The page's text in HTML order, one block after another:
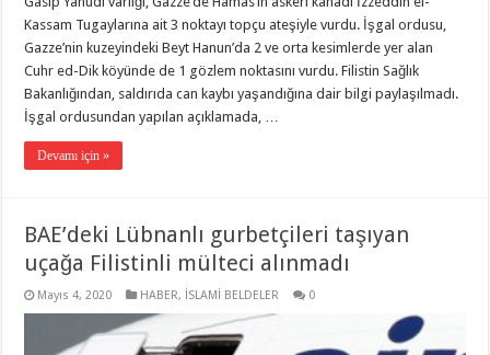
Kassam Tugaylarına ait 3 noktayı topçu ateşiyle vurdu. İşgal ordusu,
Gazze’nin kuzeyindeki Beyt Hanun’da 2 ve orta kesimlerde yer alan
Cuhr ed-Dik köyünde de 1 gözlem noktasını vurdu. Filistin Sağlık
Bakanlığından, saldırıda can kaybı yaşandığına dair bilgi paylaşılmadı.
İşgal ordusundan yapılan açıklamada, …
Devamı için »
BAE’deki Lübnanlı gurbetçileri taşıyan
uçağa Filistinli mülteci alınmadı
Mayıs 4, 2020 HABER, İSLAMİ BELDELER 0